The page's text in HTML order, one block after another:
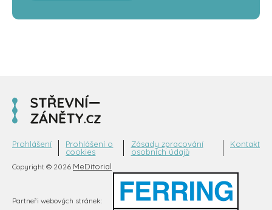
Copyright © 2026 MeDitorial
Prohlášení
Prohlášení o
cookies
Zásady zpracování
osobních údajů
Kontakt
Partneři webových stránek: